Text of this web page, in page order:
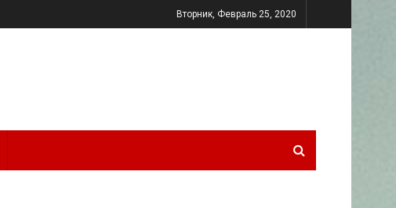
Вторник, Февраль 25, 2020